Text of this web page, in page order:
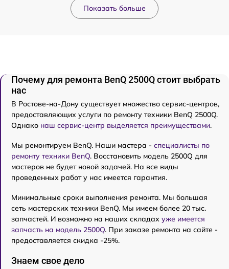
Показать больше
Почему для ремонта BenQ 2500Q стоит выбрать
нас
В Ростове-на-Дону существует множество сервис-центров,
предоставляющих услуги по ремонту техники BenQ 2500Q.
Однако наш сервис-центр выделяется преимуществами.
Мы ремонтируем BenQ. Наши мастера - специалисты по
ремонту техники BenQ. Восстановить модель 2500Q для
мастеров не будет новой задачей. На все виды
проведенных работ у нас имеется гарантия.
Минимальные сроки выполнения ремонта. Мы большая
сеть мастерских техники BenQ. Мы имеем более 20 тыс.
запчастей. И возможно на наших складах уже имеется
запчасть на модель 2500Q. При заказе ремонта на сайте -
предоставляется скидка -25%.
Знаем свое дело